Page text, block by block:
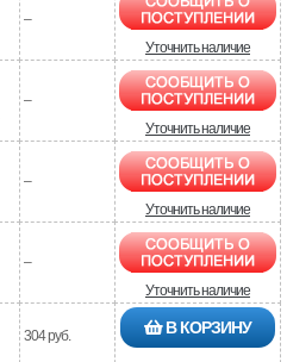
–
Уточнить наличие
–
Уточнить наличие
–
Уточнить наличие
–
Уточнить наличие
304 руб. В КОРЗИНУ